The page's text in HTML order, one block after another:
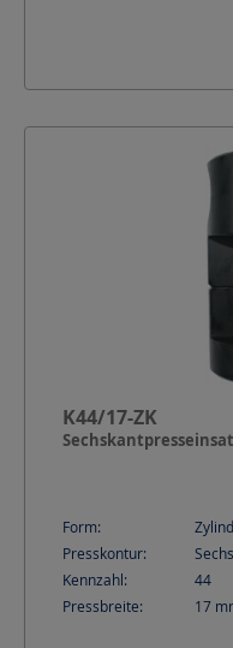
K44/17-ZK
Form:
Presskontur:
Kennzahl:
44
Pressbreite:
17